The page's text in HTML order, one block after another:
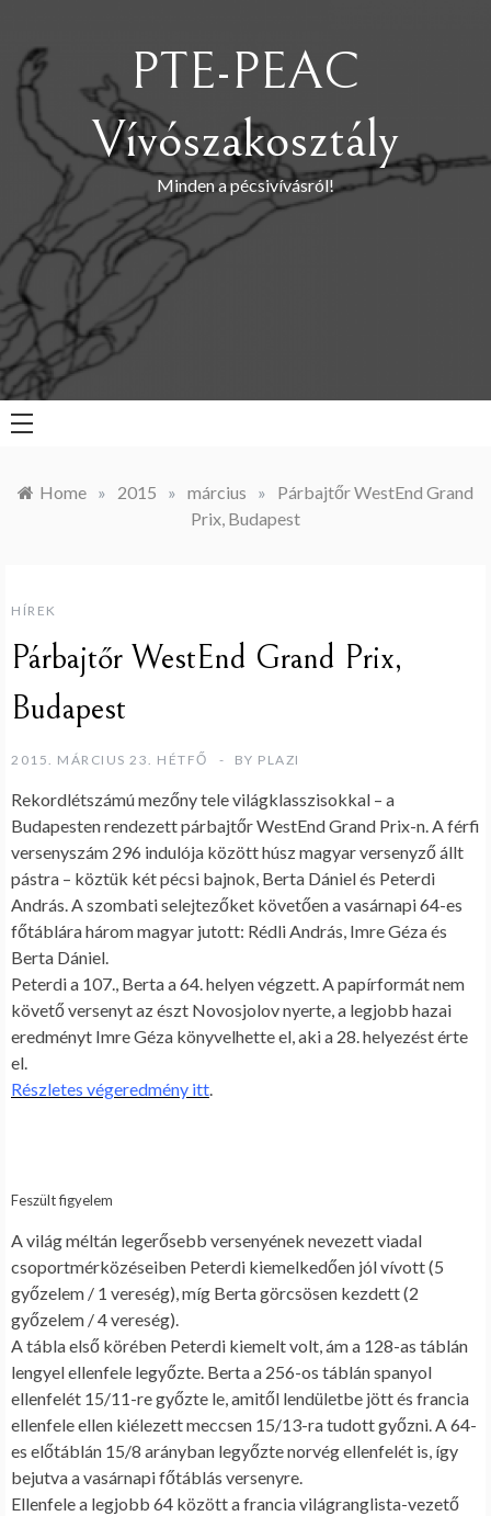
content
PTE-PEAC
Vívószakosztály
Minden a pécsivívásról!
Home » 2015 » március »
Párbajtőr WestEnd Grand
Prix, Budapest
HÍREK
Párbajtőr WestEnd Grand Prix,
Budapest
2015. MÁRCIUS 23. HÉTFŐ BY PLAZI
Rekordlétszámú mezőny tele világklasszisokkal – a
Budapesten rendezett párbajtőr WestEnd Grand Prix-n. A férfi
versenyszám 296 indulója között húsz magyar versenyző állt
pástra – köztük két pécsi bajnok, Berta Dániel és Peterdi
András. A szombati selejtezőket követően a vasárnapi 64-es
főtáblára három magyar jutott: Rédli András, Imre Géza és
Berta Dániel.
Peterdi a 107., Berta a 64. helyen végzett. A papírformát nem
követő versenyt az észt Novosjolov nyerte, a legjobb hazai
eredményt Imre Géza könyvelhette el, aki a 28. helyezést érte
el.
Részletes végeredmény itt.
Feszült figyelem
A világ méltán legerősebb versenyének nevezett viadal
csoportmérközéseiben Peterdi kiemelkedően jól vívott (5
győzelem / 1 vereség), míg Berta görcsösen kezdett (2
győzelem / 4 vereség).
A tábla első körében Peterdi kiemelt volt, ám a 128-as táblán
lengyel ellenfele legyőzte. Berta a 256-os táblán spanyol
ellenfelét 15/11-re győzte le, amitől lendületbe jött és francia
ellenfele ellen kiélezett meccsen 15/13-ra tudott győzni. A 64-
es előtáblán 15/8 arányban legyőzte norvég ellenfelét is, így
bejutva a vasárnapi főtáblás versenyre.
Ellenfele a legjobb 64 között a francia világranglista-vezető